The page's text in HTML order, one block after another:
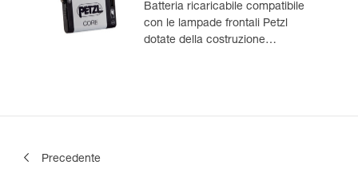
Batteria ricaricabile compatibile
con le lampade frontali Petzl
dotate della costruzione
Precedente